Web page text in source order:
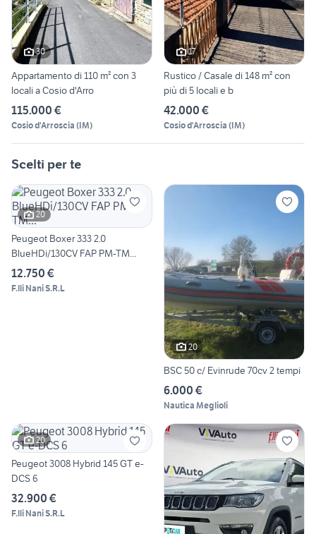
30
Appartamento di 110 m² con 3
locali a Cosio d'Arro
115.000 €
Cosio d'Arroscia (IM)
17
Rustico / Casale di 148 m² con
più di 5 locali e b
42.000 €
Cosio d'Arroscia (IM)
Scelti per te
20
Peugeot Boxer 333 2.0
BlueHDi/130CV FAP PM-TM...
12.750 €
F.lli Nani S.R.L
20
BSC 50 c/ Evinrude 70cv 2 tempi
6.000 €
Nautica Meglioli
20
Peugeot 3008 Hybrid 145 GT e-
DCS 6
32.900 €
F.lli Nani S.R.L